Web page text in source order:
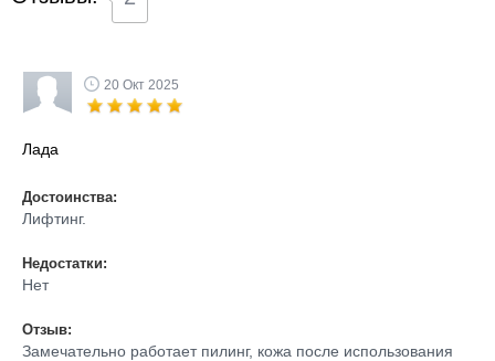
20 Окт 2025
Лада
Достоинства:
Лифтинг.
Недостатки:
Нет
Отзыв:
Замечательно работает пилинг, кожа после использования